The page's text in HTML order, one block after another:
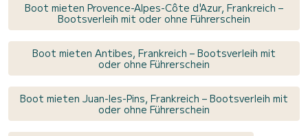
Boot mieten Provence-Alpes-Côte d'Azur, Frankreich –
Bootsverleih mit oder ohne Führerschein
Boot mieten Antibes, Frankreich – Bootsverleih mit
oder ohne Führerschein
Boot mieten Juan-les-Pins, Frankreich – Bootsverleih mit
oder ohne Führerschein